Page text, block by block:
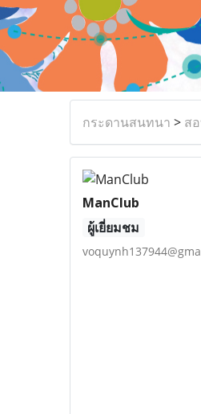
กระดานสนทนา > ส
ManClub
ผู้เยี่ยมชม